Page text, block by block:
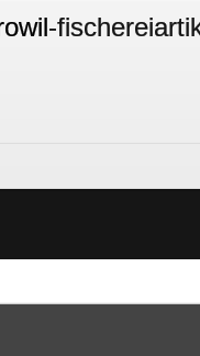
-